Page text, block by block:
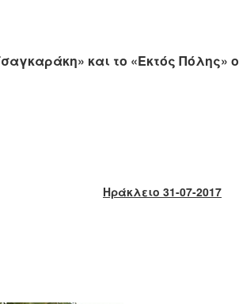
και το «Εκτός Πόλης» ο
Ηράκλειο 31-07-2017